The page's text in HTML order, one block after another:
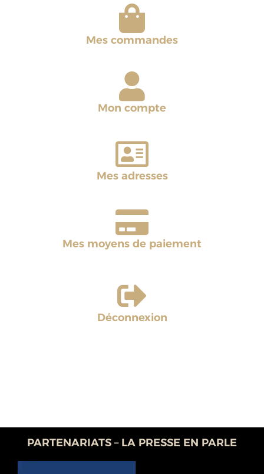
Mes commandes
Mon compte
Mes adresses
Mes moyens de paiement
Déconnexion
PARTENARIATS – LA PRESSE EN PARLE